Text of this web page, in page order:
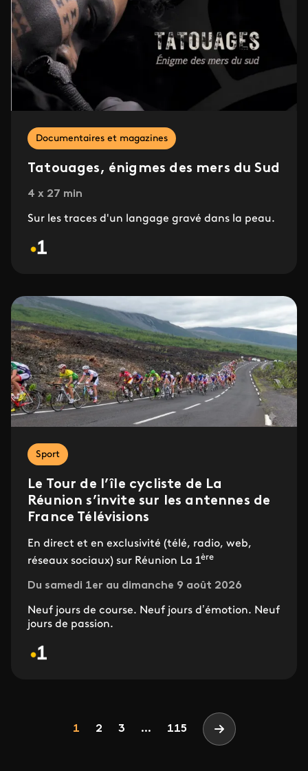
Documentaires et magazines
Tatouages, énigmes des mers du Sud
4 x 27 min
Sur les traces d'un langage gravé dans la peau.
Sport
Le Tour de l’île cycliste de La
Réunion s’invite sur les antennes de
France Télévisions
En direct et en exclusivité (télé, radio, web,
réseaux sociaux) sur Réunion La 1ère
Du samedi 1er au dimanche 9 août 2026
Neuf jours de course. Neuf jours d’émotion. Neuf
jours de passion.
Page
1 Page
2 Page
3 ... 115 Page suivante